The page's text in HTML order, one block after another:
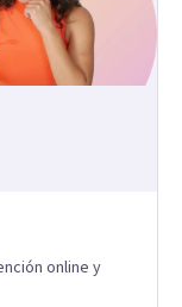
online y